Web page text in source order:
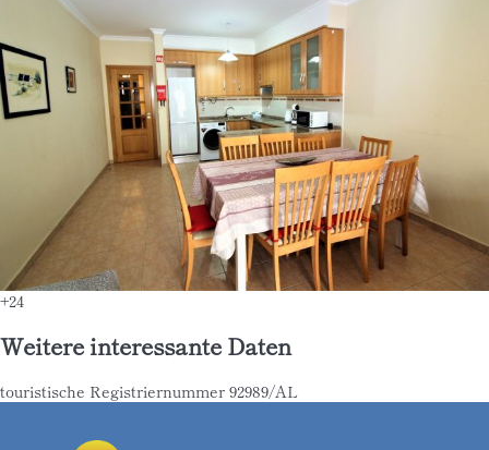
+24
Weitere interessante Daten
touristische Registriernummer 92989/AL